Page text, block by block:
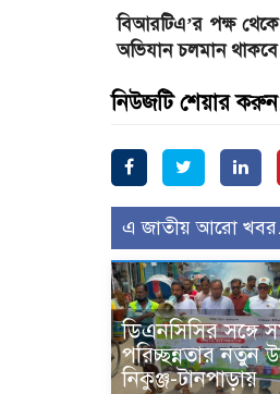
বিআরটিএ’র পক্ষ থেকে
অভিযান চলমান
নিউজটি শেয়ার
এ জাতীয় আরো
ডিএনসিসির সঙ্গে
পরিচ্ছন্নতার নতুন
নিকুঞ্জ-টানপাড়ায়